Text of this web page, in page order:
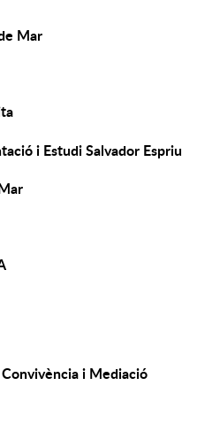
Mar
i Estudi Salvador Espriu
i Mediació